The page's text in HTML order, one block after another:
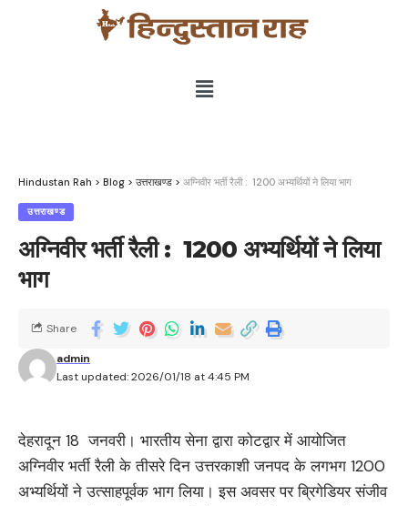
Hindustan Rah > Blog > उत्तराखण्ड > अग्निवीर भर्ती रैली : 1200 अभ्यर्थियों ने लिया भाग
उत्तराखण्ड
अग्निवीर भर्ती रैली : 1200 अभ्यर्थियों ने लिया
भाग
Last updated: 2026/01/18 at 4:45 PM
admin
Share
देहरादून 18 जनवरी। भारतीय सेना द्वारा कोटद्वार में आयोजित
अग्निवीर भर्ती रैली के तीसरे दिन उत्तरकाशी जनपद के लगभग 1200
अभ्यर्थियों ने उत्साहपूर्वक भाग लिया। इस अवसर पर ब्रिगेडियर संजीव